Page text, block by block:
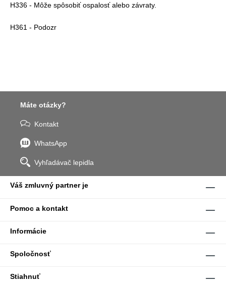
H336 - Môže spôsobiť ospalosť alebo závraty.
H361 - Podozr
Máte otázky?
Kontakt
WhatsApp
Vyhľadávač lepidla
Váš zmluvný partner je
Pomoc a kontakt
Informácie
Spoločnosť
Stiahnuť